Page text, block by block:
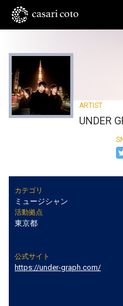
UNDER
カテゴリ
ミュージシャン
活動拠点
東京都
公式サイト
https://under-graph.com/